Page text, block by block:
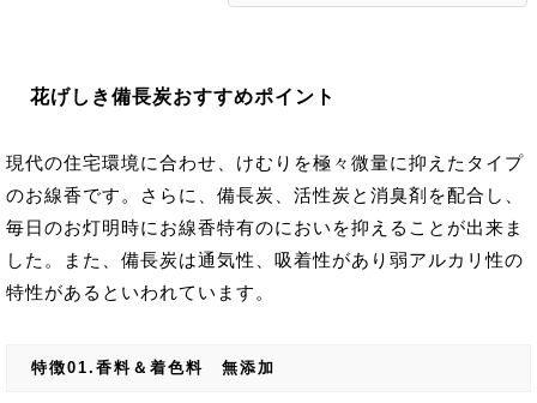
花げしき備長炭おすすめポイント
現代の住宅環境に合わせ、けむりを極々微量に抑えたタイプ
のお線香です。さらに、備長炭、活性炭と消臭剤を配合し、
毎日のお灯明時にお線香特有のにおいを抑えることが出来ま
した。また、備長炭は通気性、吸着性があり弱アルカリ性の
特性があるといわれています。
特徴01.香料＆着色料 無添加